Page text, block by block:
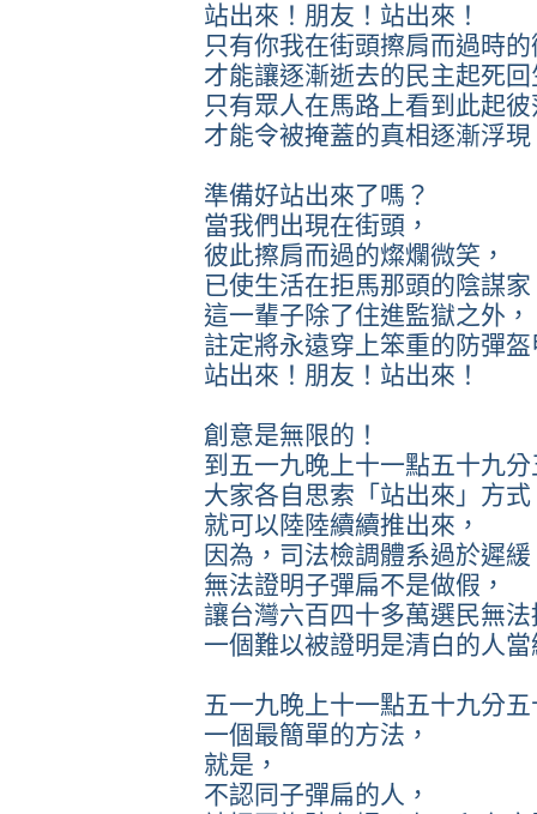
站出來！朋友！站出來！
只有你我在街頭擦肩而過時
才能讓逐漸逝去的民主起死回
只有眾人在馬路上看到此起
才能令被掩蓋的真相逐漸浮現
準備好站出來了嗎？
當我們出現在街頭，
彼此擦肩而過的燦爛微笑，
已使生活在拒馬那頭的陰謀
這一輩子除了住進監獄之外，
註定將永遠穿上笨重的防彈盔
站出來！朋友！站出來！
創意是無限的！
到五一九晚上十一點五十九
大家各自思索「站出來」方式
就可以陸陸續續推出來，
因為，司法檢調體系過於遲緩
無法證明子彈扁不是做假，
讓台灣六百四十多萬選民
一個難以被證明是清白的人
五一九晚上十一點五十九分
一個最簡單的方法，
就是，
不認同子彈扁的人，